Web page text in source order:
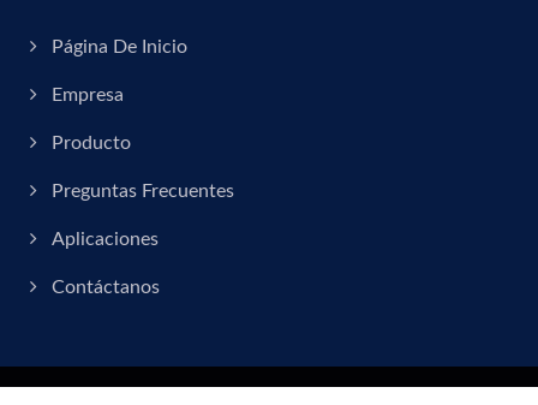
Página De Inicio
Empresa
Producto
Preguntas Frecuentes
Aplicaciones
Contáctanos